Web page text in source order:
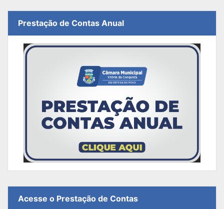
Prestação de Contas Anual
Acesse o Prestação de Contas